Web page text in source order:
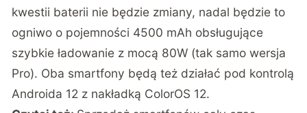
kwestii baterii nie będzie zmiany, nadal będzie to
ogniwo o pojemności 4500 mAh obsługujące
szybkie ładowanie z mocą 80W (tak samo wersja
Pro). Oba smartfony będą też działać pod kontrolą
Androida 12 z nakładką ColorOS 12.